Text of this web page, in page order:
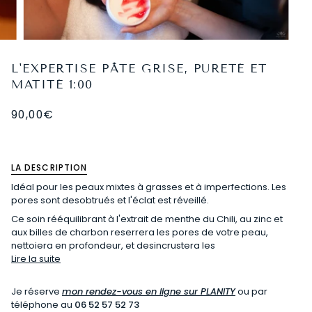
L'EXPERTISE PÂTE GRISE, PURETÉ ET
MATITÉ 1:00
90,00€
LA DESCRIPTION
Idéal pour les peaux mixtes à grasses et à imperfections. Les
pores sont desobtrués et l'éclat est réveillé.
Ce soin rééquilibrant à l'extrait de menthe du Chili, au zinc et
aux billes de charbon reserrera les pores de votre peau,
nettoiera en profondeur, et desincrustera les
Lire la suite
Je réserve mon rendez-vous en ligne sur PLANITYou par
téléphone au 06 52 57 52 73